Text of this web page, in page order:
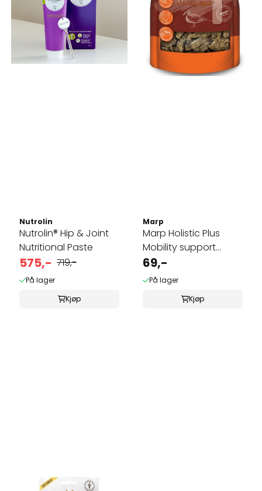
Nutrolin
Nutrolin® Hip & Joint
Nutritional Paste
575,- 719,-
På lager
Kjøp
Marp
Marp Holistic Plus
Mobility support
godbiter med ...
69,-
På lager
Kjøp